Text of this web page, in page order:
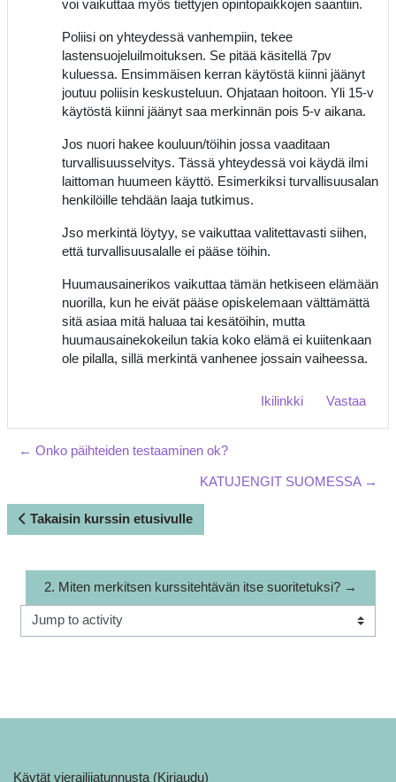
voi vaikuttaa myös tiettyjen opintopaikkojen saantiin.
Poliisi on yhteydessä vanhempiin, tekee
lastensuojeluilmoituksen. Se pitää käsitellä 7pv
kuluessa. Ensimmäisen kerran käytöstä kiinni jäänyt
joutuu poliisin keskusteluun. Ohjataan hoitoon. Yli 15-v
käytöstä kiinni jäänyt saa merkinnän pois 5-v aikana.
Jos nuori hakee kouluun/töihin jossa vaaditaan
turvallisuusselvitys. Tässä yhteydessä voi käydä ilmi
laittoman huumeen käyttö. Esimerkiksi turvallisuusalan
henkilöille tehdään laaja tutkimus.
Jso merkintä löytyy, se vaikuttaa valitettavasti siihen,
että turvallisuusalalle ei pääse töihin.
Huumausainerikos vaikuttaa tämän hetkiseen elämään
nuorilla, kun he eivät pääse opiskelemaan välttämättä
sitä asiaa mitä haluaa tai kesätöihin, mutta
huumausainekokeilun takia koko elämä ei kuiitenkaan
ole pilalla, sillä merkintä vanhenee jossain vaiheessa.
Ikilinkki Vastaa
← Onko päihteiden testaaminen ok?
KATUJENGIT SUOMESSA →
Takaisin kurssin etusivulle
Jump to activity
2. Miten merkitsen kurssitehtävän itse suoritetuksi? →
Käytät vierailijatunnusta (Kirjaudu)